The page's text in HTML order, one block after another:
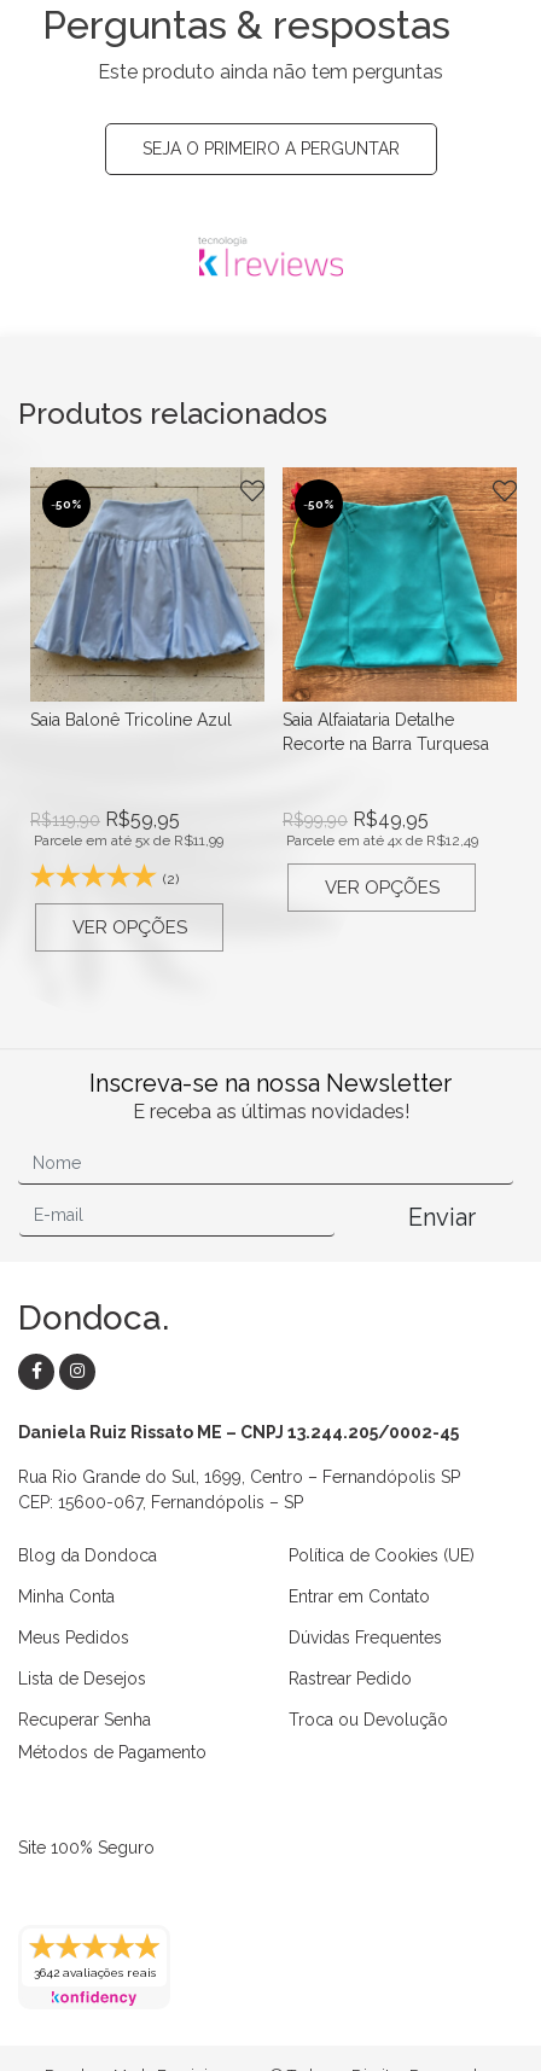
Macaquinhos
Perguntas & respostas
Este produto ainda não tem perguntas
SEJA O PRIMEIRO A PERGUNTAR
Produtos relacionados
-50%
Saia Balonê Tricoline Azul
R$119,90 R$59,95
Parcele em até 5x de R$11,99
(2)
VER OPÇÕES
-50%
Saia Alfaiataria Detalhe
Recorte na Barra Turquesa
R$99,90 R$49,95
Parcele em até 4x de R$12,49
VER OPÇÕES
Inscreva-se na nossa Newsletter
E receba as últimas novidades!
Enviar
Dondoca.
Daniela Ruiz Rissato ME – CNPJ 13.244.205/0002-45
Rua Rio Grande do Sul, 1699, Centro – Fernandópolis SP
CEP: 15600-067, Fernandópolis – SP
Blog da Dondoca
Minha Conta
Meus Pedidos
Lista de Desejos
Recuperar Senha
Política de Cookies (UE)
Entrar em Contato
Dúvidas Frequentes
Rastrear Pedido
Troca ou Devolução
Métodos de Pagamento
Site 100% Seguro
3642 avaliações reais